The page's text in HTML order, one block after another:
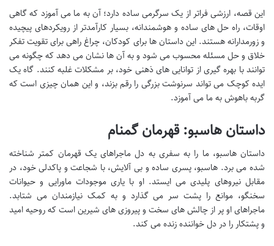
این قصه، ارزشی فراتر از یک سرگرمی ساده دارد؛ آن به ما می آموزد که گاهی
اوقات، راه حل های ساده و هوشمندانه، بسیار کارآمدتر از رویکردهای پیچیده
و زورمدارانه هستند. این داستان ها برای کودکان، چراغ راهی برای تقویت تفکر
خلاق و حل مسئله محسوب می شود و به آن ها نشان می دهد که چگونه می
توانند با بهره گیری از توانایی های ذهنی خود، بر مشکلات غلبه کنند. گاه یک
ایده کوچک می تواند سرنوشت بزرگی را رقم بزند، و این همان چیزی است که
گربه باهوش به ما می آموزد.
داستان هاسبو: قهرمان گمنام
داستان هاسبو، ما را به سفری به دل ماجراهای یک قهرمان کمتر شناخته
شده می برد. هاسبو، پسری ساده و بی آلایش، با شجاعت و پاکدلی خود، در
مقابل نیروهای پلیدی می ایستد. او با یاری موجودات ماورایی و حیوانات
سخنگو، موانع را پشت سر می گذارد و به کمک نیازمندان می شتابد.
ماجراهای او پر از چالش های سخت و پیروزی های شیرین است که روحیه امید
و پشتکار را در دل خواننده زنده می کند.